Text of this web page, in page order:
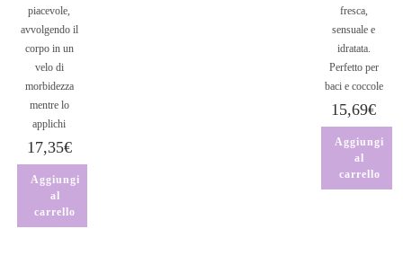
piacevole,
avvolgendo il
corpo in un
velo di
morbidezza
mentre lo
applichi
17,35€
Aggiungi
al
carrello
fresca,
sensuale e
idratata.
Perfetto per
baci e coccole
15,69€
Aggiungi
al
carrello